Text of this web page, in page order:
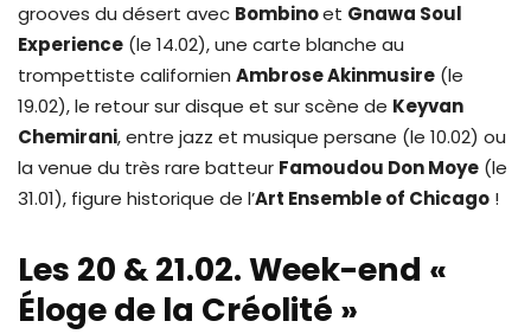
grooves du désert avec Bombinoet Gnawa Soul
Experience (le 14.02), une carte blanche au
trompettiste californien Ambrose Akinmusire (le
19.02), le retour sur disque et sur scène de Keyvan
Chemirani, entre jazz et musique persane (le 10.02) ou
la venue du très rare batteur Famoudou Don Moye (le
31.01), figure historique de l’Art Ensemble of Chicago !
Les 20 & 21.02. Week-end «
Éloge de la Créolité »